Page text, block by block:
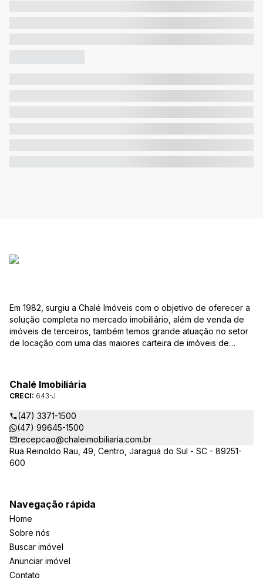
Em 1982, surgiu a Chalé Imóveis com o objetivo de oferecer a
solução completa no mercado imobiliário, além de venda de
imóveis de terceiros, também temos grande atuação no setor
de locação com uma das maiores carteira de imóveis de
Arte Imóveis. E também reavaliamos a nossa Missão, Visão e
Valores.
Chalé Imobiliária
CRECI: 643-J
(47) 3371-1500
(47) 99645-1500
recepcao@chaleimobiliaria.com.br
Rua Reinoldo Rau, 49, Centro, Jaraguá do Sul - SC - 89251-
600
Navegação rápida
Home
Sobre nós
Buscar imóvel
Anunciar imóvel
Contato